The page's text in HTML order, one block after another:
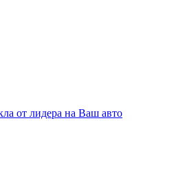
от лидера на Ваш авто